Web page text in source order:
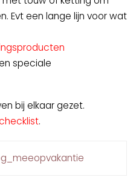
Evt een lange lijn voor wat
speciale
bij elkaar gezet.
.